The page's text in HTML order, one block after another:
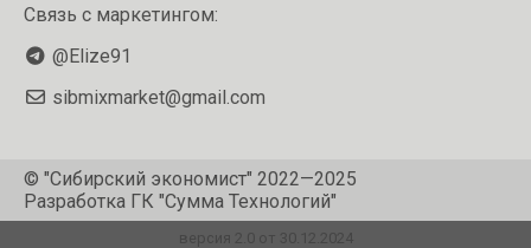
Связь с маркетингом:
@Elize91
sibmixmarket@gmail.com
© "Сибирский экономист" 2022—2025
Разработка ГК "Сумма Технологий"
версия 2.0 от 30.12.2024